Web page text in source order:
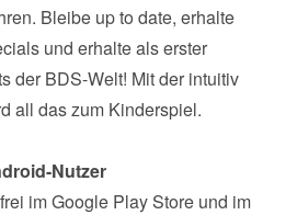
Bleibe up to date, erhalte
und erhalte als erster
der BDS-Welt! Mit der intuitiv
all das zum Kinderspiel.
Nutzer
im Google Play Store und im